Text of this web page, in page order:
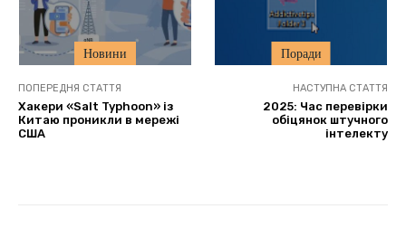
Новини Поради
ПОПЕРЕДНЯ СТАТТЯ
Хакери «Salt Typhoon» із
Китаю проникли в мережі
США
НАСТУПНА СТАТТЯ
2025: Час перевірки
обіцянок штучного
інтелекту